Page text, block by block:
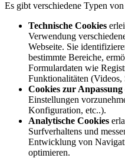
Es gibt verschiedene Typen
Technische Cookies
Verwendung
Webseite. Sie
bestimmte Bereiche,
Formulardaten wie
Funktionalitäten (Videos,
Cookies zur Anpassung
Einstellungen
Konfiguration, etc..).
Analytische Cookies
Surfverhaltens und
Entwicklung von
optimieren.